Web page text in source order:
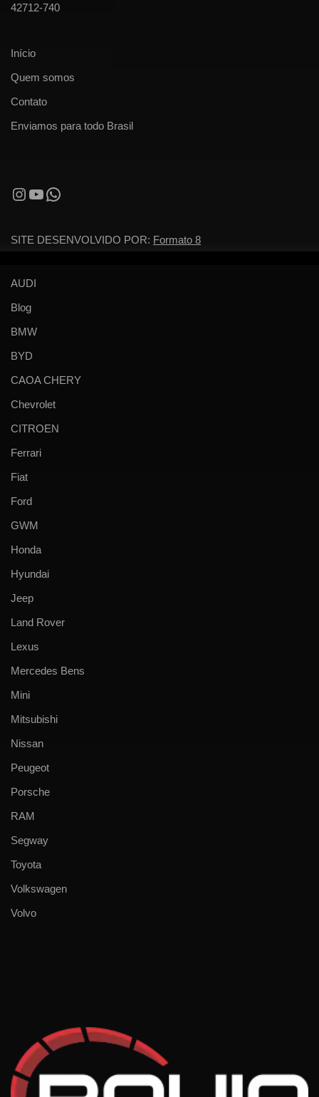
42712-740
Início
Quem somos
Contato
Enviamos para todo Brasil
SITE DESENVOLVIDO POR: Formato 8
AUDI
Blog
BMW
BYD
CAOA CHERY
Chevrolet
CITROEN
Ferrari
Fiat
Ford
GWM
Honda
Hyundai
Jeep
Land Rover
Lexus
Mercedes Bens
Mini
Mitsubishi
Nissan
Peugeot
Porsche
RAM
Segway
Toyota
Volkswagen
Volvo